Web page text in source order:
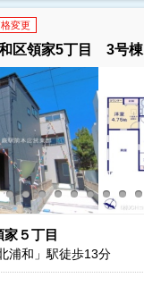
変更
区領家5丁目 3号棟
５丁目
浦和」駅徒歩13分